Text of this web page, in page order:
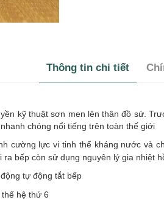
Thông tin chi tiết
kỹ thuật sơn men lên thân đồ sứ.
chóng nổi tiếng trên toàn thế giới
cường lực vi tinh thể kháng nước và
bếp còn sử dụng nguyên lý gia nhiệt
tự động tắt bếp
hệ thứ 6